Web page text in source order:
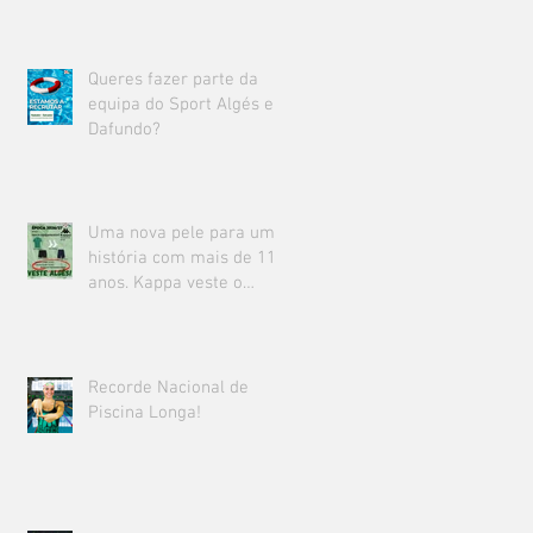
Queres fazer parte da
equipa do Sport Algés e
Dafundo?
Uma nova pele para uma
história com mais de 111
anos. Kappa veste o
Recorde Nacional de
Piscina Longa!